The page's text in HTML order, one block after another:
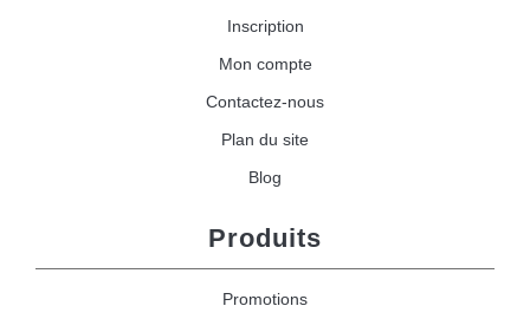
Inscription
Mon compte
Contactez-nous
Plan du site
Blog
Produits
Promotions